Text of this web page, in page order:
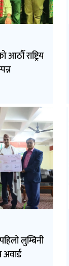
आठौँ राष्ट्रिय
लुम्बिनी